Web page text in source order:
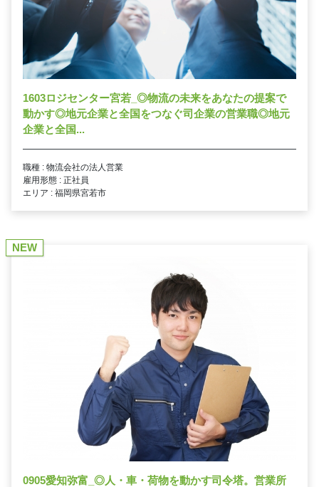
1603ロジセンター宮若_◎物流の未来をあなたの提案で
動かす◎地元企業と全国をつなぐ司企業の営業職◎地元
企業と全国...
職種 : 物流会社の法人営業
雇用形態 : 正社員
エリア : 福岡県宮若市
NEW
0905愛知弥富_◎人・車・荷物を動かす司令塔。営業所